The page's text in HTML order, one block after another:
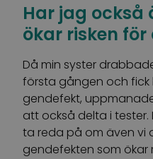
Har jag också
ökar risken för
Då min syster
första gången och
gendefekt,
att också delta i tester.
ta reda på om även vi
gendefekten som ökar